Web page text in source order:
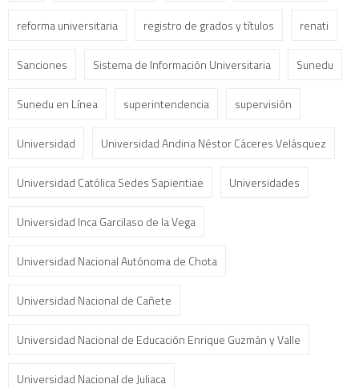
reforma universitaria registro de grados y títulos renati
Sanciones Sistema de Información Universitaria Sunedu
Sunedu en Línea superintendencia supervisión
Universidad Universidad Andina Néstor Cáceres Velásquez
Universidad Católica Sedes Sapientiae Universidades
Universidad Inca Garcilaso de la Vega
Universidad Nacional Autónoma de Chota
Universidad Nacional de Cañete
Universidad Nacional de Educación Enrique Guzmán y Valle
Universidad Nacional de Juliaca